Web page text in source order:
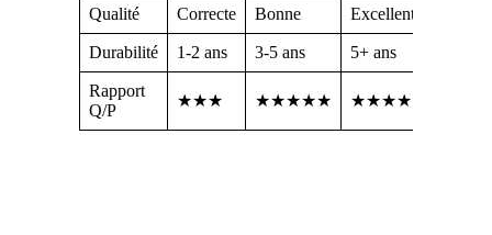
Qualité Correcte Bonne Excellente
Durabilité 1-2 ans 3-5 ans 5+ ans
Rapport
Q/P
★★★ ★★★★★ ★★★★